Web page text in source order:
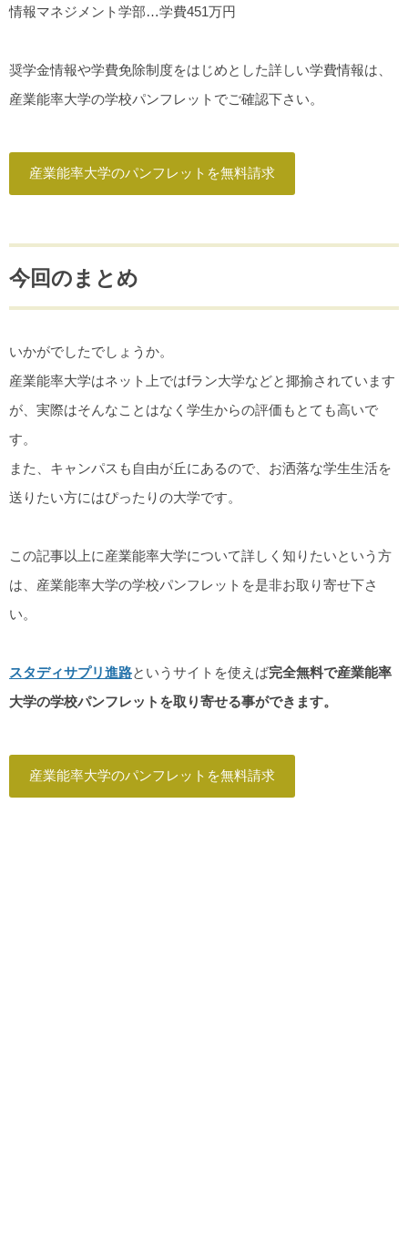
情報マネジメント学部…学費451万円
奨学金情報や学費免除制度をはじめとした詳しい学費情報は、
産業能率大学の学校パンフレットでご確認下さい。
産業能率大学のパンフレットを無料請求
今回のまとめ
いかがでしたでしょうか。
産業能率大学はネット上ではfラン大学などと揶揄されています
が、実際はそんなことはなく学生からの評価もとても高いで
す。
また、キャンパスも自由が丘にあるので、お洒落な学生生活を
送りたい方にはぴったりの大学です。
この記事以上に産業能率大学について詳しく知りたいという方
は、産業能率大学の学校パンフレットを是非お取り寄せ下さ
い。
スタディサプリ進路というサイトを使えば完全無料で産業能率
大学の学校パンフレットを取り寄せる事ができます。
産業能率大学のパンフレットを無料請求